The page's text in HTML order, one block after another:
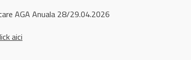
AGA Anuala 28/29.04.2026
aici